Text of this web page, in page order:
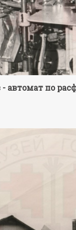
автомат по